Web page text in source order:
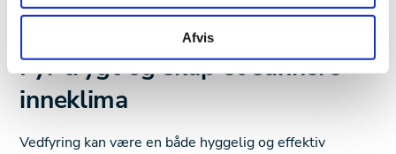
Afvis
vedforbruk, noe som sparer deg penger.
Fyr trygt og skap et sunnere
inneklima
Vedfyring kan være en både hyggelig og effektiv